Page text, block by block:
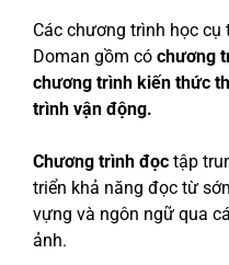
Các chương trình học cụ
Doman gồm có chương
chương trình kiến thức
trình vận động.
Chương trình đọc tập
triển khả năng đọc từ
vựng và ngôn ngữ qua
ảnh.